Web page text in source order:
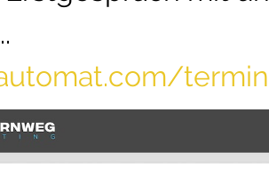
termin